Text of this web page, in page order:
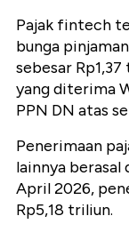
Pajak fintech
bunga
sebesar
yang diterima
PPN DN atas
Penerimaan
lainnya berasal
April 2026,
Rp5,18 triliun.